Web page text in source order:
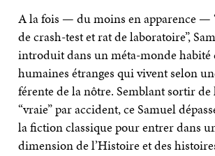
A la fois — du moins en appa­rence —
de crash-test et rat de labo­ra­toire”,
intro­duit dans un méta-monde habité
humaines étranges qui vivent selon
fé­rente de la nôtre. Sem­blant sor­tir de
“vraie” par acci­dent, ce Samuel
la fic­tion clas­sique pour entrer dans
dimen­sion de l’Histoire et des